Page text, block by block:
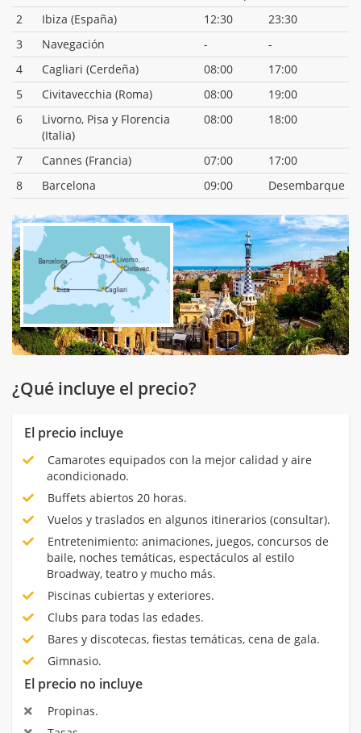
2
Ibiza (España) 12:30
23:30
3
Navegación -
-
4
Cagliari (Cerdeña) 08:00
17:00
5
Civitavecchia (Roma) 08:00
19:00
6
Livorno, Pisa y Florencia
(Italia)
08:00 18:00
7 Cannes (Francia) 07:00
17:00
8
Barcelona 09:00 Desembarque
¿Qué incluye el precio?
El precio incluye
Camarotes equipados con la mejor calidad y aire
acondicionado.
Buffets abiertos 20 horas.
Vuelos y traslados en algunos itinerarios (consultar).
Entretenimiento: animaciones, juegos, concursos de
baile, noches temáticas, espectáculos al estilo
Broadway, teatro y mucho más.
Piscinas cubiertas y exteriores.
Clubs para todas las edades.
Bares y discotecas, fiestas temáticas, cena de gala.
Gimnasio.
El precio no incluye
Propinas.